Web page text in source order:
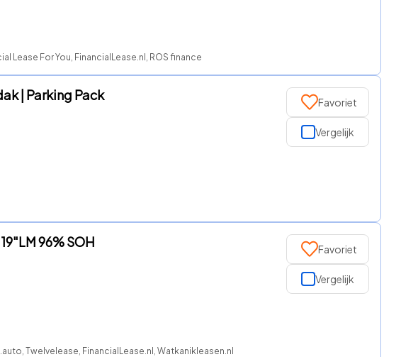
Lease For You, FinancialLease.nl, ROS finance
| Parking Pack Favoriet
Vergelijk
96% SOH
Twelvelease, FinancialLease.nl, Watkanikleasen.nl, Regeljelease, ROS finance
Favoriet
Vergelijk